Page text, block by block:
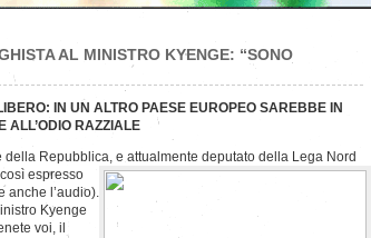
AL MINISTRO KYENGE: “SONO
IN UN ALTRO PAESE EUROPEO SAREBBE IN
ALL’ODIO RAZZIALE
Repubblica, e attualmente deputato della Lega Nord
espresso
anche l’audio).
Kyenge
voi, il